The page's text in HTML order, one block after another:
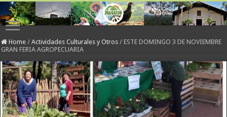
Home / Actividades Culturales y Otros / ESTE DOMINGO 3 DE NOVIEMBRE
GRAN FERIA AGROPECUARIA